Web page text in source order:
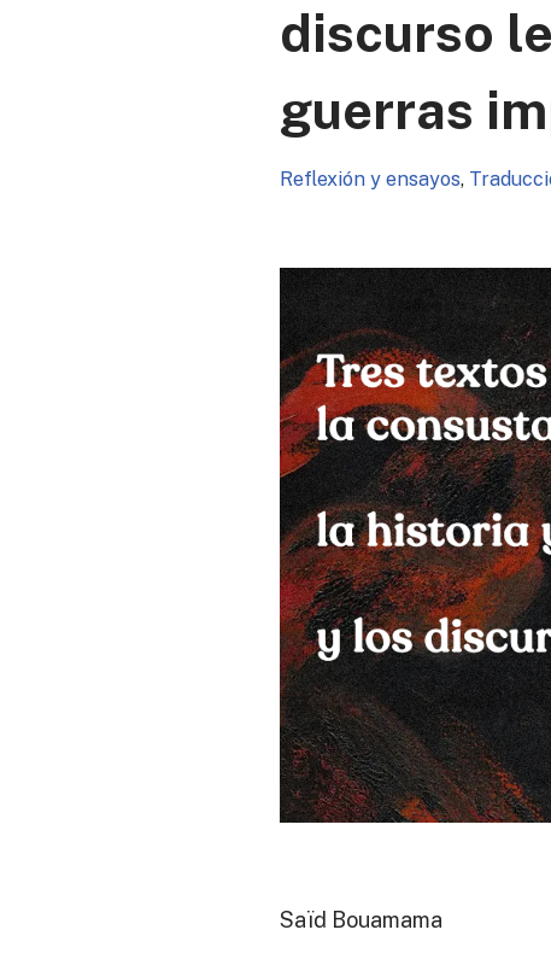
discurso
guerras
Reflexión y ensayos,
Saïd Bouamama